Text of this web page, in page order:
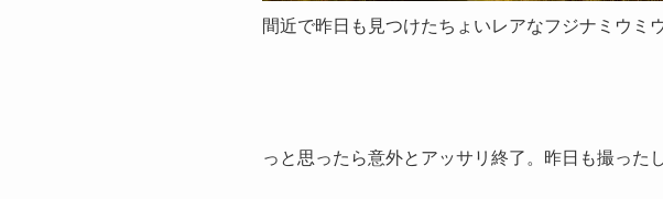
間近で昨日も見つけたちょいレアなフジナミウミ
っと思ったら意外とアッサリ終了。昨日も撮っ